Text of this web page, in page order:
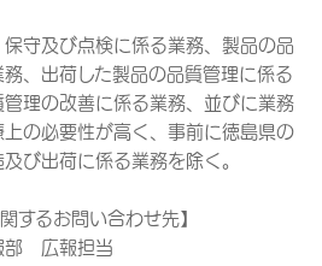
守及び点検に係る業務、製品の品
、出荷した製品の品質管理に係る
理の改善に係る業務、並びに業務
の必要性が高く、事前に徳島県の
び出荷に係る業務を除く。
するお問い合わせ先】
部 広報担当